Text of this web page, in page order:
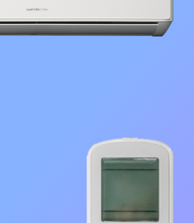
увеличить изображение